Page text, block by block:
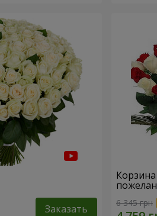
Заказать 6 345 грн